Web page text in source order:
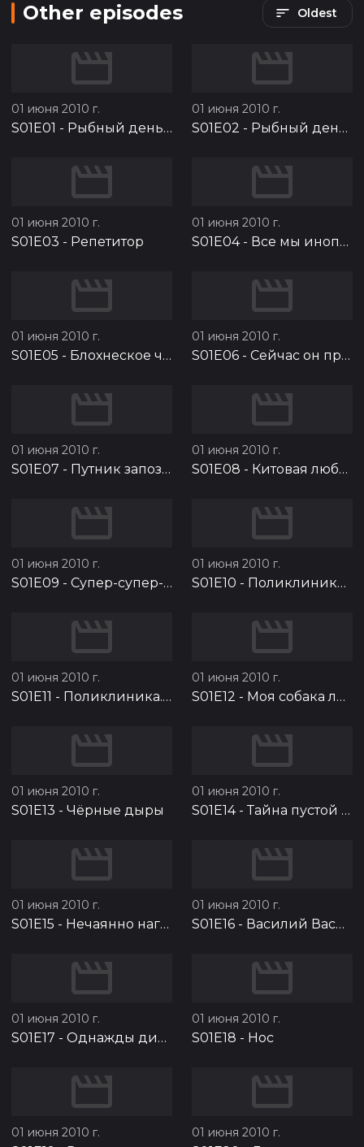
Other episodes Oldest
01 июня 2010 г.
S01E01 - Рыбный день. Часть 1
01 июня 2010 г.
S01E02 - Рыбный день. Часть 2
01 июня 2010 г.
S01E03 - Репетитор
01 июня 2010 г.
S01E04- Все мы инопланетяне на этой земле
01 июня 2010 г.
S01E05 - Блохнеское чудовище
01 июня 2010 г.
S01E06 - Сейчас он придёт и будет весело
01 июня 2010 г.
S01E07 - Путник запоздалый
01 июня 2010 г.
S01E08 - Китовая любовь
01 июня 2010 г.
S01E09 - Супер-супер-супер мальчик
01 июня 2010 г.
S01E10 - Поликлиника. Часть 1
01 июня 2010 г.
S01E11 - Поликлиника. Часть 2
01 июня 2010 г.
S01E12 - Моя собака любит джаз
01 июня 2010 г.
S01E13 - Чёрные дыры
01 июня 2010 г.
S01E14- Тайна пустой клетки
01 июня 2010 г.
S01E15 - Нечаянно нагрянет
01 июня 2010 г.
S01E16 - Василий Васильевич
01 июня 2010 г.
S01E17 - Однажды директор…
01 июня 2010 г.
S01E18 - Нос
01 июня 2010 г. 01 июня 2010 г.